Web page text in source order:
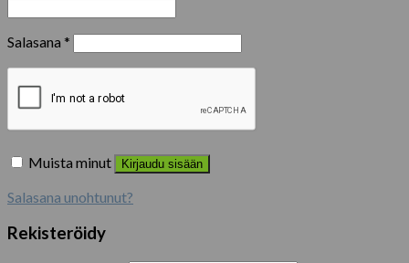
Salasana *
Muista minut Kirjaudu sisään
Salasana unohtunut?
Rekisteröidy